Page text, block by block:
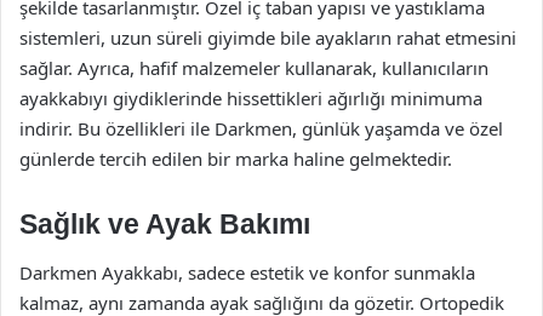
şekilde tasarlanmıştır. Özel iç taban yapısı ve yastıklama
sistemleri, uzun süreli giyimde bile ayakların rahat etmesini
sağlar. Ayrıca, hafif malzemeler kullanarak, kullanıcıların
ayakkabıyı giydiklerinde hissettikleri ağırlığı minimuma
indirir. Bu özellikleri ile Darkmen, günlük yaşamda ve özel
günlerde tercih edilen bir marka haline gelmektedir.
Sağlık ve Ayak Bakımı
Darkmen Ayakkabı, sadece estetik ve konfor sunmakla
kalmaz, aynı zamanda ayak sağlığını da gözetir. Ortopedik